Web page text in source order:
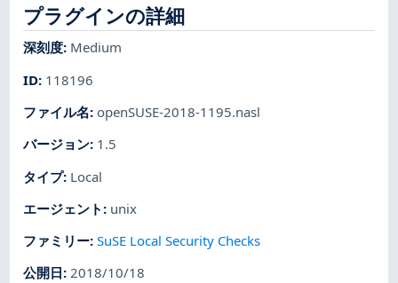
プラグインの詳細
深刻度: Medium
ID: 118196
ファイル名: openSUSE-2018-1195.nasl
バージョン: 1.5
タイプ: Local
エージェント : unix
ファミリー:SuSE Local Security Checks
公開日:2018/10/18